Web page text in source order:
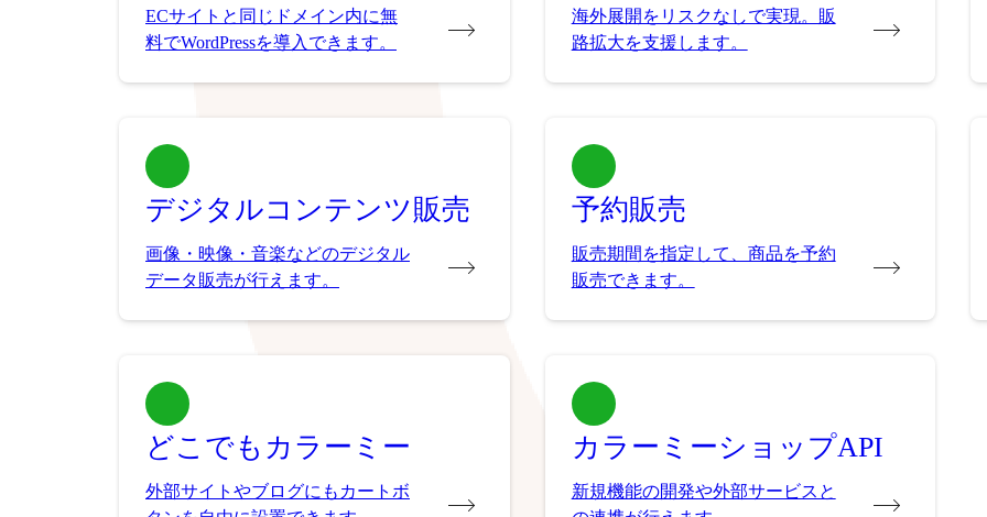
ECサイトと同じドメイン内に無
料でWordPressを導入できます。
海外展開をリスクなしで実現。販
路拡大を支援します。
デジタルコンテンツ販売
画像・映像・音楽などのデジタル
データ販売が行えます。
予約販売
販売期間を指定して、商品を予約
販売できます。
どこでもカラーミー
外部サイトやブログにもカートボ
カラーミーショップAPI
新規機能の開発や外部サービスと